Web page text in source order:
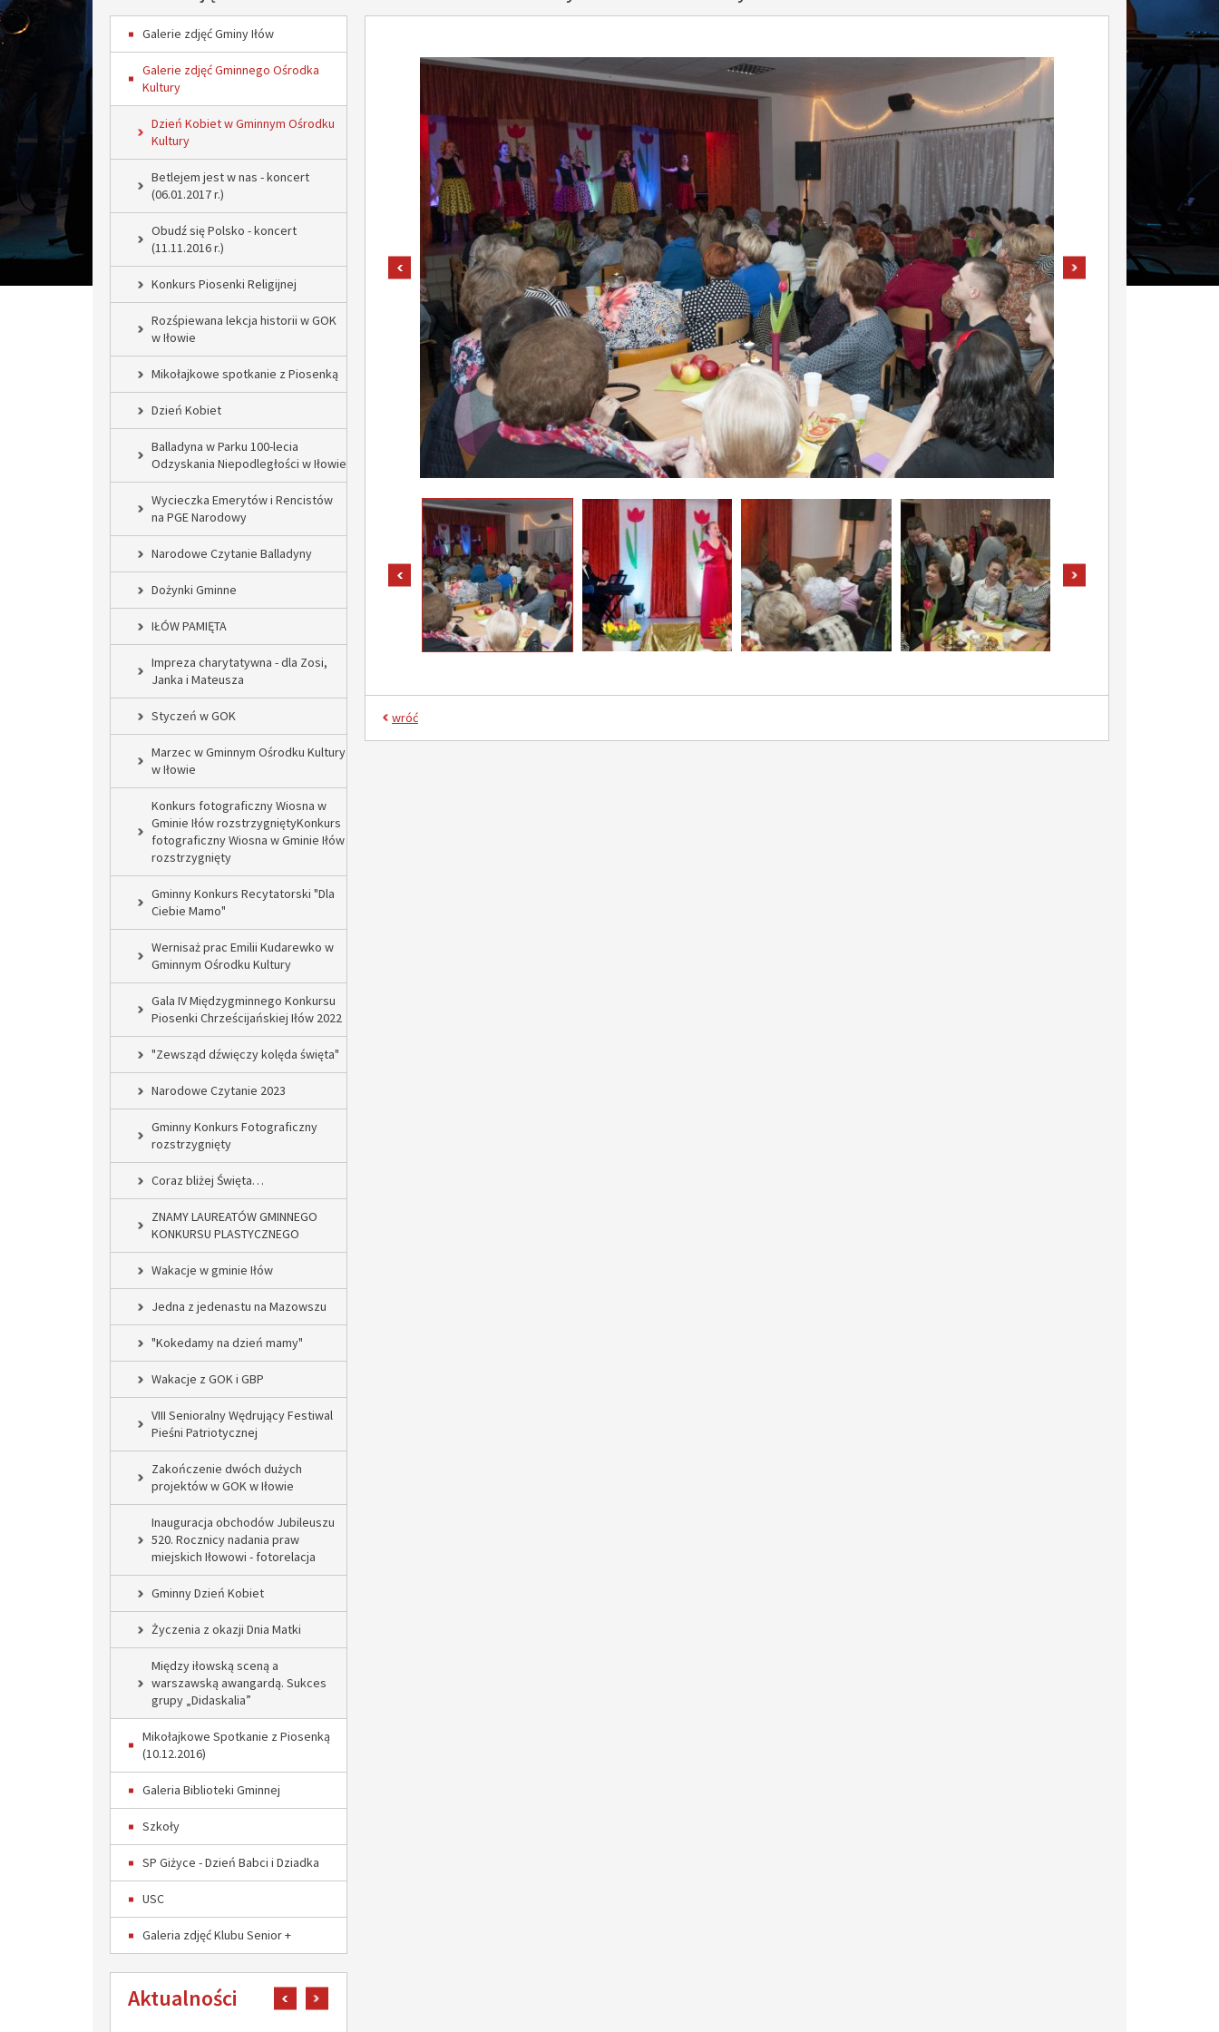
Galerie zdjęć Gminy Iłów
Galerie zdjęć Gminnego Ośrodka
Kultury
Dzień Kobiet w Gminnym Ośrodku
Kultury
Betlejem jest w nas - koncert
(06.01.2017 r.)
Obudź się Polsko - koncert
(11.11.2016 r.)
Konkurs Piosenki Religijnej
Rozśpiewana lekcja historii w GOK
w Iłowie
Mikołajkowe spotkanie z Piosenką
Dzień Kobiet
Balladyna w Parku 100-lecia
Odzyskania Niepodległości w Iłowie
Wycieczka Emerytów i Rencistów
na PGE Narodowy
Narodowe Czytanie Balladyny
Dożynki Gminne
IŁÓW PAMIĘTA
Impreza charytatywna - dla Zosi,
Janka i Mateusza
Styczeń w GOK
Marzec w Gminnym Ośrodku Kultury
w Iłowie
Konkurs fotograficzny Wiosna w
Gminie Iłów rozstrzygniętyKonkurs
fotograficzny Wiosna w Gminie Iłów
rozstrzygnięty
Gminny Konkurs Recytatorski "Dla
Ciebie Mamo"
Wernisaż prac Emilii Kudarewko w
Gminnym Ośrodku Kultury
Gala IV Międzygminnego Konkursu
Piosenki Chrześcijańskiej Iłów 2022
"Zewsząd dźwięczy kolęda święta"
Narodowe Czytanie 2023
Gminny Konkurs Fotograficzny
rozstrzygnięty
Coraz bliżej Święta…
ZNAMY LAUREATÓW GMINNEGO
KONKURSU PLASTYCZNEGO
Wakacje w gminie Iłów
Jedna z jedenastu na Mazowszu
"Kokedamy na dzień mamy"
Wakacje z GOK i GBP
VIII Senioralny Wędrujący Festiwal
Pieśni Patriotycznej
Zakończenie dwóch dużych
projektów w GOK w Iłowie
Inauguracja obchodów Jubileuszu
520. Rocznicy nadania praw
miejskich Iłowowi - fotorelacja
Gminny Dzień Kobiet
Życzenia z okazji Dnia Matki
Między iłowską sceną a
warszawską awangardą. Sukces
grupy „Didaskalia”
Mikołajkowe Spotkanie z Piosenką
(10.12.2016)
Galeria Biblioteki Gminnej
Szkoły
SP Giżyce - Dzień Babci i Dziadka
USC
Galeria zdjęć Klubu Senior +
Aktualności pokaż poprzedni artykuł
pokaż poprzednie zdjęcie pokaż następne zdjęcie
pokaż poprzednie zdjęcia
wróć